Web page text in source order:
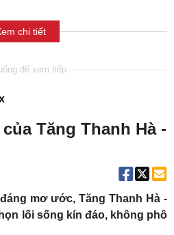
chi tiết
Tăng Thanh Hà -
mơ ước, Tăng Thanh Hà -
lối sống kín đáo, không phô